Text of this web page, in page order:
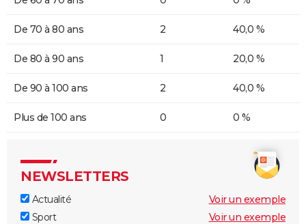
De 70 à 80 ans 2 40,0 %
De 80 à 90 ans 1 20,0 %
De 90 à 100 ans 2 40,0 %
Plus de 100 ans 0 0 %
NEWSLETTERS
Actualité
Voir un exemple
Sport
Voir un exemple